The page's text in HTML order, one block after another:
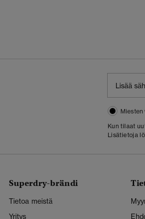
Miesten
Kun tilaat
Lisätietoja
Superdry-brändi
Tietoa meistä
Yritys